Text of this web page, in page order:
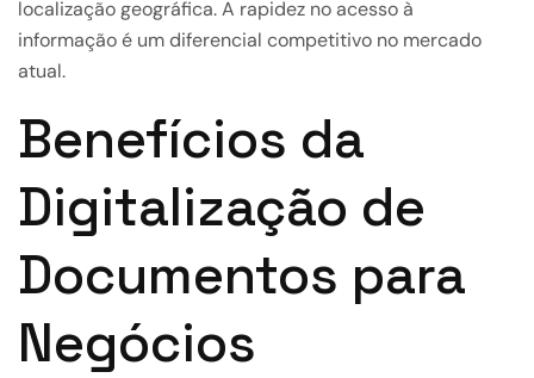
localização geográfica. A rapidez no acesso à
informação é um diferencial competitivo no mercado
atual.
Benefícios da
Digitalização de
Documentos para
Negócios